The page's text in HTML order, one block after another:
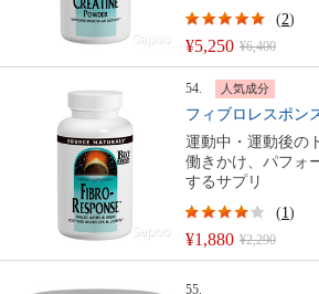
¥5,250 ¥6,400
(2)
54. 人気成分
フィブロレスポン
運動中・運動後の
働きかけ、パフォ
するサプリ
¥1,880 ¥2,290
(1)
55.